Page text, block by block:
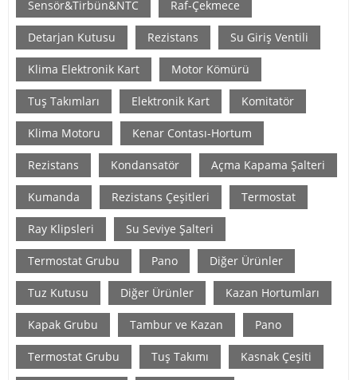
Sensör&Tirbün&NTC Raf-Çekmece
Detarjan Kutusu Rezistans Su Giriş Ventili
Klima Elektronik Kart Motor Kömürü
Tuş Takımları Elektronik Kart Komitatör
Klima Motoru Kenar Contası-Hortum
Rezistans Kondansatör Açma Kapama Şalteri
Kumanda Rezistans Çeşitleri Termostat
Ray Klipsleri Su Seviye Şalteri
Termostat Grubu Pano Diğer Ürünler
Tuz Kutusu Diğer Ürünler Kazan Hortumları
Kapak Grubu Tambur ve Kazan Pano
Termostat Grubu Tuş Takımı Kasnak Çeşiti